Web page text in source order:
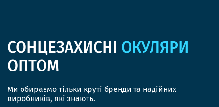
СОНЦЕЗАХИСНІ ОКУЛЯРИ
ОПТОМ
Ми обираємо тільки круті бренди та надійних
виробників, які знають.